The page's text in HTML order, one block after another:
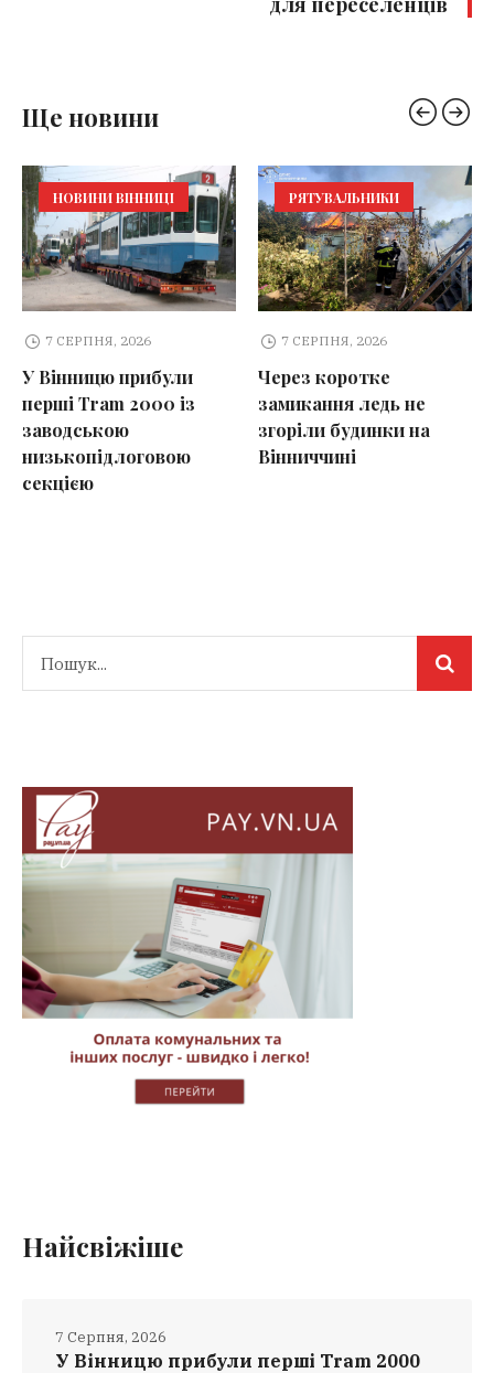
Ще новини
НОВИНИ ВІННИЦІ
7 СЕРПНЯ, 2026
У Вінницю прибули
перші Tram 2000 із
заводською
низькопідлоговою
секцією
РЯТУВАЛЬНИКИ
7 СЕРПНЯ, 2026
Через коротке
замикання ледь не
згоріли будинки на
Вінниччині
Найсвіжіше
У Вінницю прибули перші Tram 2000
7 Серпня, 2026